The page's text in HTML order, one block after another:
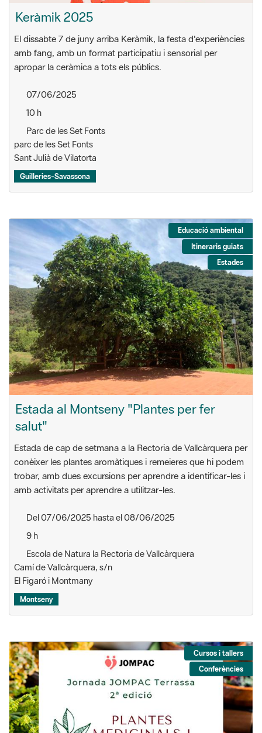
Keràmik 2025
El dissabte 7 de juny arriba Keràmik, la festa d'experiències
amb fang, amb un format participatiu i sensorial per
apropar la ceràmica a tots els públics.
07/06/2025
10 h
Parc de les Set Fonts
parc de les Set Fonts
Sant Julià de Vilatorta
Guilleries-Savassona
Educació ambiental
Itineraris guiats
Estades
Estada al Montseny "Plantes per fer
salut"
Estada de cap de setmana a la Rectoria de Vallcàrquera per
conèixer les plantes aromàtiques i remeieres que hi podem
trobar, amb dues excursions per aprendre a identificar-les i
amb activitats per aprendre a utilitzar-les.
Del 07/06/2025 hasta el 08/06/2025
9 h
Escola de Natura la Rectoria de Vallcàrquera
Camí de Vallcàrquera, s/n
El Figaró i Montmany
Montseny
Cursos i tallers
Conferències